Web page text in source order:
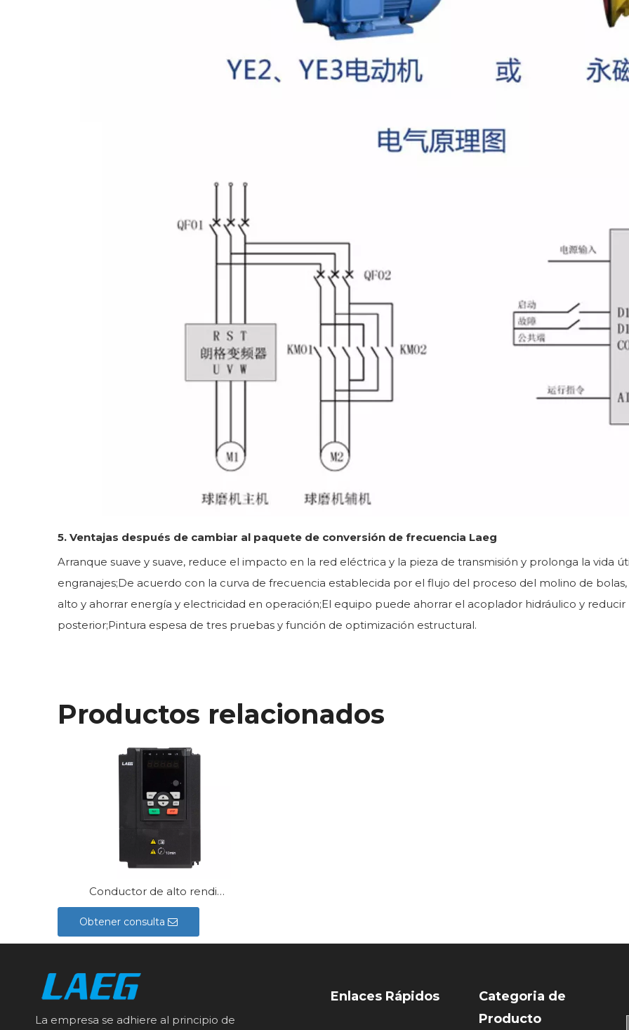
5. Ventajas después de cambiar al paquete de conversión de frecuencia Laeg
Arranque suave y suave, reduce el impacto en la red eléctrica y la pieza de transmisión y prolonga la vida
engranajes;De acuerdo con la curva de frecuencia establecida por el flujo del proceso del molino de
alto y ahorrar energía y electricidad en operación;El equipo puede ahorrar el acoplador hidráulico y
posterior;Pintura espesa de tres pruebas y función de optimización estructural.
Productos relacionados
Conductor de alto rendimiento de la serie LD320
Obtener consulta
La empresa se adhiere al principio de
Enlaces Rápidos
Categoria de
Producto